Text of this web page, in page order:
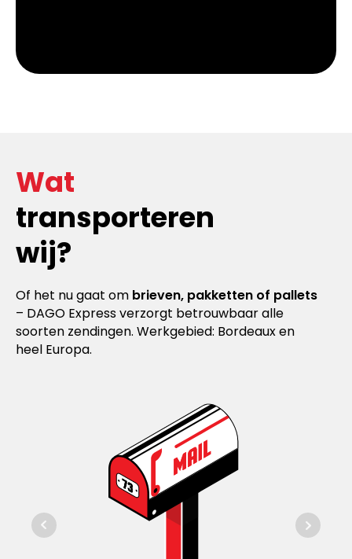
Wat
transporteren
wij?
Of het nu gaat om brieven, pakketten of pallets
– DAGO Express verzorgt betrouwbaar alle
soorten zendingen. Werkgebied: Bordeaux en
heel Europa.